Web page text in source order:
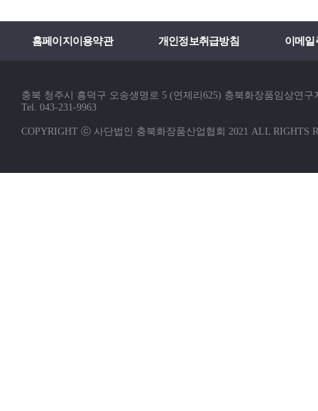
홈페이지이용약관 개인정보취급방침 이메일
충북 청주시 흥덕구 오송생명로 5 (연제리625) 충북화장품임상연구
Tel. 043-231-9963
COPYRIGHT ⓒ 사단법인 충북화장품산업협회 2021 ALL RIGHTS